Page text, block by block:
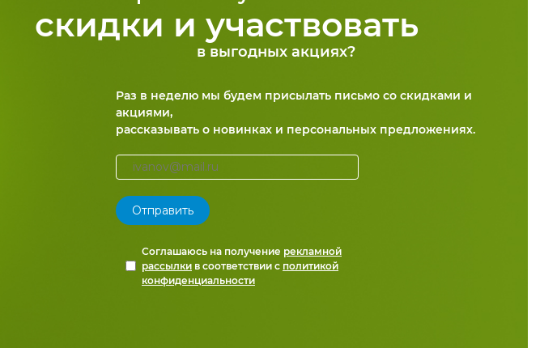
скидки и участвовать
в выгодных акциях?
Раз в неделю мы будем присылать письмо со скидками и
акциями,
рассказывать о новинках и персональных предложениях.
Соглашаюсь на получение рекламной
рассылки в соответствии с политикой
конфиденциальности